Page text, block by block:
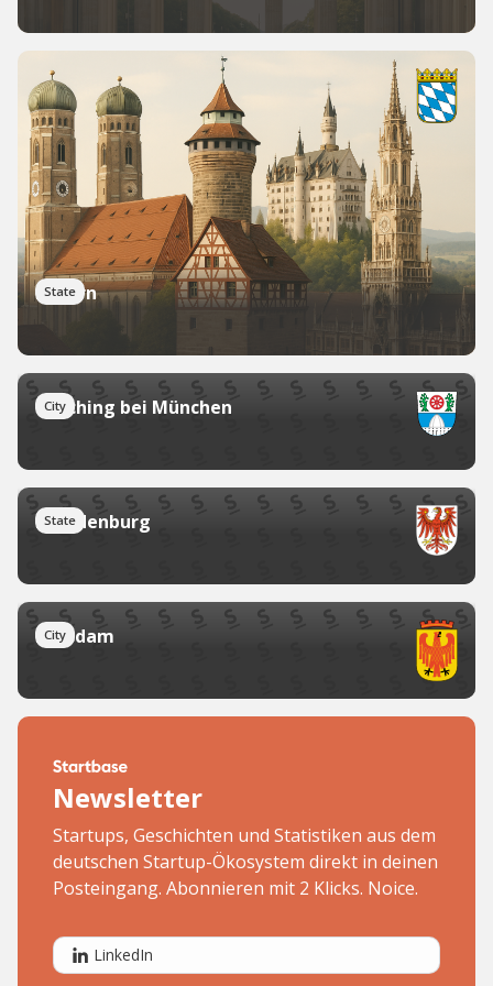
State
Bayern
City
Garching bei München
State
Brandenburg
City
Potsdam
Newsletter
Startups, Geschichten und Statistiken aus dem
deutschen Startup-Ökosystem direkt in deinen
Posteingang. Abonnieren mit 2 Klicks. Noice.
LinkedIn